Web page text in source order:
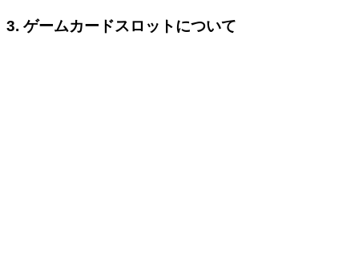
3. ゲームカードスロットについて